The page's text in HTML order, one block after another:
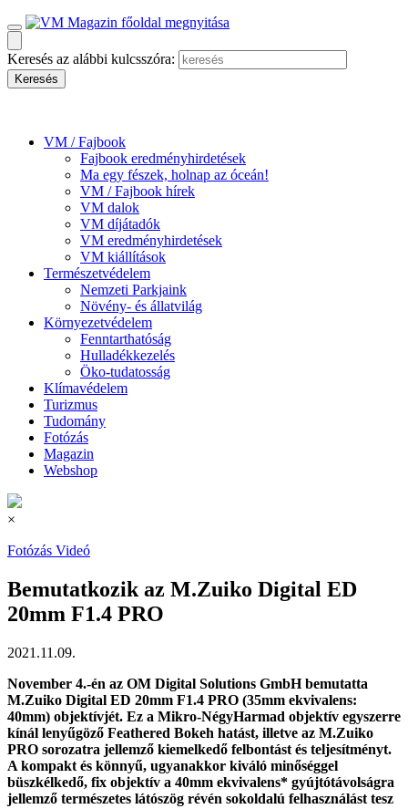
Keresés az alábbi kulcsszóra:
VM / Fajbook
Fajbook eredményhirdetések
Ma egy fészek, holnap az óceán!
VM / Fajbook hírek
VM dalok
VM díjátadók
VM eredményhirdetések
VM kiállítások
Természetvédelem
Nemzeti Parkjaink
Növény- és állatvilág
Környezetvédelem
Fenntarthatóság
Hulladékkezelés
Öko-tudatosság
Klímavédelem
Turizmus
Tudomány
Fotózás
Magazin
Webshop
×
Fotózás Videó
Bemutatkozik az M.Zuiko Digital ED
20mm F1.4 PRO
2021.11.09.
November 4.-én az OM Digital Solutions GmbH bemutatta
M.Zuiko Digital ED 20mm F1.4 PRO (35mm ekvivalens:
40mm) objektívjét. Ez a Mikro-NégyHarmad objektív egyszerre
kínál lenyűgöző Feathered Bokeh hatást, illetve az M.Zuiko
PRO sorozatra jellemző kiemelkedő felbontást és teljesítményt.
A kompakt és könnyű, ugyanakkor kiváló minőséggel
büszkélkedő, fix objektív a 40mm ekvivalens* gyújtótávolságra
jellemző természetes látószög révén sokoldalú felhasználást tesz